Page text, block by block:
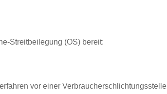
Streitbeilegung (OS) bereit:
vor einer Verbraucherschlichtungsstelle